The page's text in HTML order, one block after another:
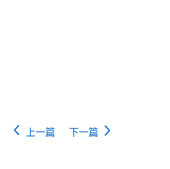
上一篇 下一篇